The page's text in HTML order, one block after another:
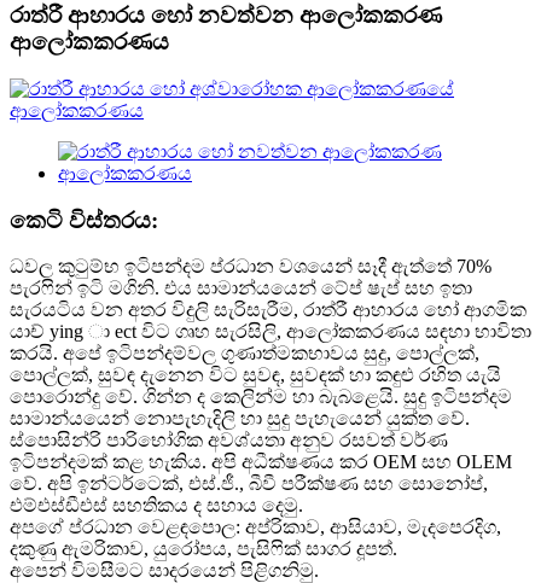
රාත්රී ආහාරය හෝ නවත්වන ආලෝකකරණ
ආලෝකකරණය
කෙටි විස්තරය:
ධවල කුටුම්භ ඉටිපන්දම ප්රධාන වශයෙන් සෑදී ඇත්තේ 70%
පැරෆින් ඉටි මගිනි. එය සාමාන්යයෙන් ටේප් ෂැප් සහ ඉතා
සැරයටිය වන අතර විදුලි සැරිසැරීම, රාත්රී ආහාරය හෝ ආගමික
යාච් ying ා ect විට ගෘහ සැරසිලි, ආලෝකකරණය සඳහා භාවිතා
කරයි. අපේ ඉටිපන්දම්වල ගුණාත්මකභාවය සුදු, පොල්ලක්,
පොල්ලක්, සුවඳ දැනෙන විට සුවඳ, සුවඳක් හා කඳුළු රහිත යැයි
පොරොන්දු වේ. ගින්න ද කෙලින්ම හා බැබළෙයි. සුදු ඉටිපන්දම
සාමාන්යයෙන් නොපැහැදිලි හා සුදු පැහැයෙන් යුක්ත වේ.
ස්පොසින්රි පාරිභෝගික අවශ්යතා අනුව රසවත් වර්ණ
ඉටිපන්දමක් කළ හැකිය. අපි අධීක්ෂණය කර OEM සහ OLEM
වේ. අපි ඉන්ටර්ටෙක්, එස්.ජී., බීවී පරීක්ෂණ සහ සොනෝප්,
එම්එස්ඩීඑස් සහතිකය ද සහාය දෙමු.
අපගේ ප්රධාන වෙළඳපොල: අප්රිකාව, ආසියාව, මැදපෙරදිග,
දකුණු ඇමරිකාව, යුරෝපය, පැසිෆික් සාගර දූපත්.
අපෙන් විමසීමට සාදරයෙන් පිළිගනිමු.